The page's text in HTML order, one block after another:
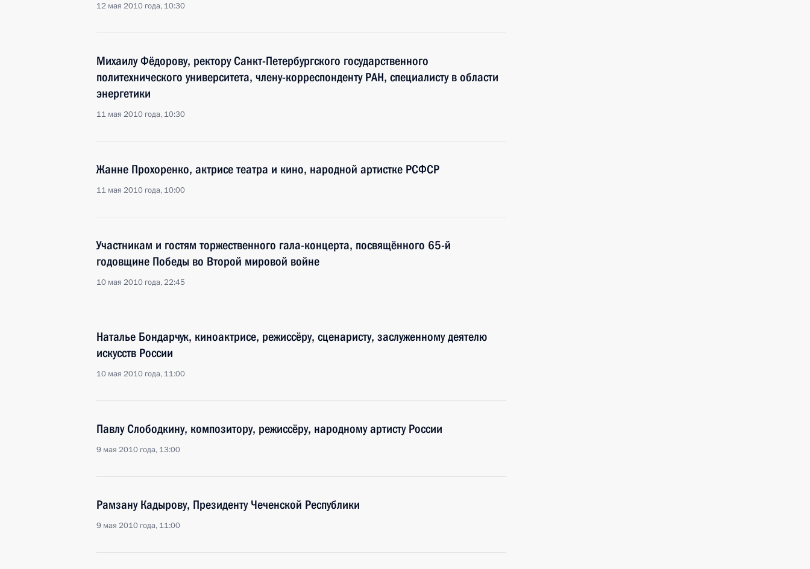
12 мая 2010 года, 10:30
Михаилу Фёдорову, ректору Санкт-Петербургского государственного
политехнического университета, члену-корреспонденту РАН, специалисту в области
энергетики
11 мая 2010 года, 10:30
Жанне Прохоренко, актрисе театра и кино, народной артистке РСФСР
11 мая 2010 года, 10:00
Участникам и гостям торжественного гала-концерта, посвящённого 65-й
годовщине Победы во Второй мировой войне
10 мая 2010 года, 22:45
Наталье Бондарчук, киноактрисе, режиссёру, сценаристу, заслуженному деятелю
искусств России
10 мая 2010 года, 11:00
Павлу Слободкину, композитору, режиссёру, народному артисту России
9 мая 2010 года, 13:00
Рамзану Кадырову, Президенту Чеченской Республики
9 мая 2010 года, 11:00